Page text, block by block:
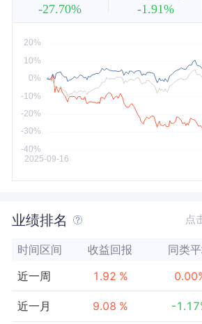
-27.70% -1.91%
业绩排名 点
时间区间 收益回报 同类
近一周 1.92 % 0.00
近一月 9.08 % -1.17